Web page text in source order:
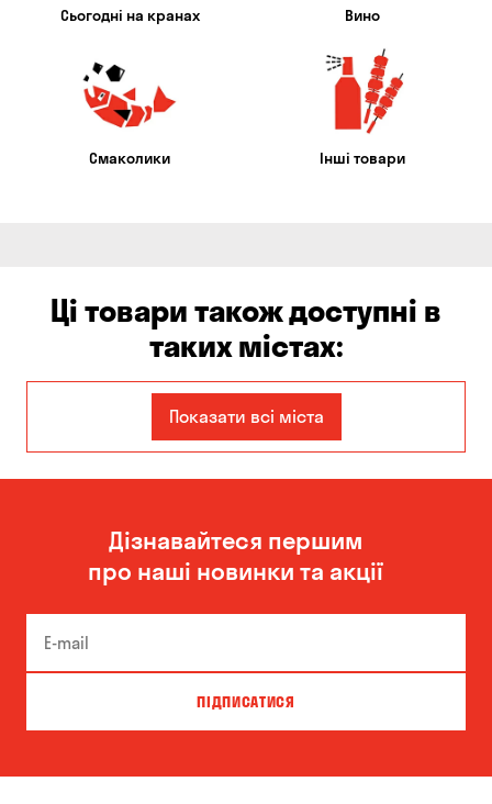
Сьогодні на кранах Вино
Смаколики Інші товари
Ці товари також доступні в
таких містах:
Єлизаветівка
Бориспіль Боярка
Віта-Поштова Гатне
Дніпро
Кам'янське Київ
Показати всі міста
Дізнавайтеся першим
про наші новинки та акції
ПІДПИСАТИСЯ